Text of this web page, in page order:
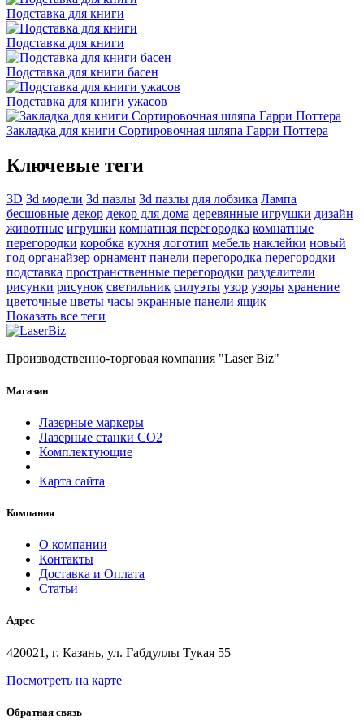
Подставка для книги
Подставка для книги
Подставка для книги басен
Подставка для книги ужасов
Закладка для книги Сортировочная шляпа Гарри Поттера
Ключевые теги
3D 3d модели 3d пазлы 3d пазлы для лобзика Лампа
бесшовные декор декор для дома деревянные игрушки дизайн
животные игрушки комнатная перегородка комнатные
перегородки коробка кухня логотип мебель наклейки новый
год органайзер орнамент панели перегородка перегородки
подставка пространственные перегородки разделители
рисунки рисунок светильник силуэты узор узоры хранение
цветочные цветы часы экранные панели ящик
Показать все теги
Производственно-торговая компания "Laser Biz"
Магазин
Лазерные маркеры
Лазерные станки СО2
Комплектующие
Карта сайта
Компания
О компании
Контакты
Доставка и Оплата
Статьи
Адрес
420021, г. Казань, ул. Габдуллы Тукая 55
Посмотреть на карте
Обратная связь